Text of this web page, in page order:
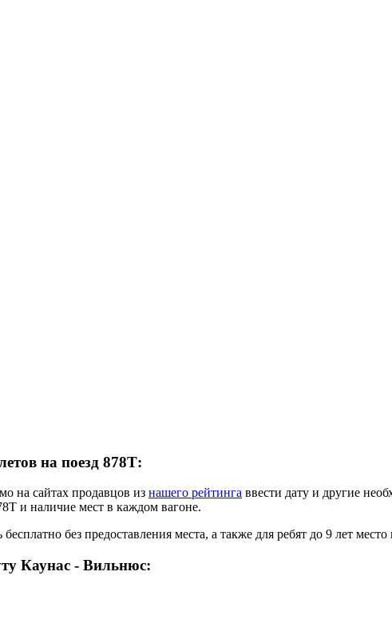
на поезд 878Т:
на сайтах продавцов из нашего рейтинга ввести дату и другие
и наличие мест в каждом вагоне.
без предоставления места, а также для ребят до 9 лет
Каунас - Вильнюс: